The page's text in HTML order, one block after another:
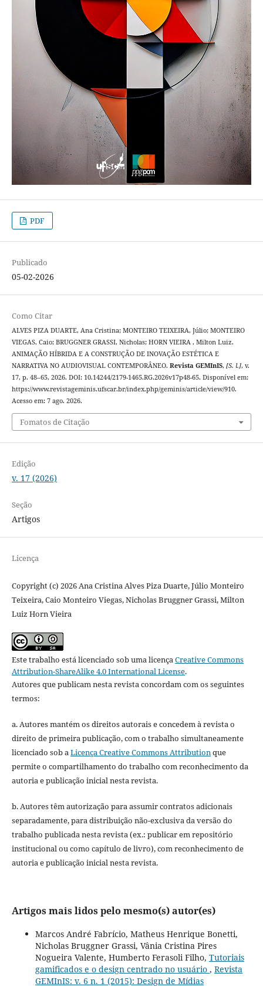
PDF
Publicado
05-02-2026
Como Citar
ALVES PIZA DUARTE, Ana Cristina; MONTEIRO TEIXEIRA, Júlio; MONTEIRO
VIEGAS, Caio; BRUGGNER GRASSI, Nicholas; HORN VIEIRA , Milton Luiz.
ANIMAÇÃO HÍBRIDA E A CONSTRUÇÃO DE INOVAÇÃO ESTÉTICA E
NARRATIVA NO AUDIOVISUAL CONTEMPORÂNEO. Revista GEMInIS, [S. l.], v.
17, p. 48–65, 2026. DOI: 10.14244/2179-1465.RG.2026v17p48-65. Disponível em:
https://www.revistageminis.ufscar.br/index.php/geminis/article/view/910.
Acesso em: 7 ago. 2026.
Fomatos de Citação
Edição
v. 17 (2026)
Seção
Artigos
Licença
Copyright (c) 2026 Ana Cristina Alves Piza Duarte, Júlio Monteiro
Teixeira, Caio Monteiro Viegas, Nicholas Bruggner Grassi, Milton
Luiz Horn Vieira
Este trabalho está licenciado sob uma licençaCreative Commons
Attribution-ShareAlike 4.0 International License.
Autores que publicam nesta revista concordam com os seguintes
termos:
a. Autores mantém os direitos autorais e concedem à revista o
direito de primeira publicação, com o trabalho simultaneamente
licenciado sob aLicença Creative Commons Attributionque
permite o compartilhamento do trabalho com reconhecimento da
autoria e publicação inicial nesta revista.
b. Autores têm autorização para assumir contratos adicionais
separadamente, para distribuição não-exclusiva da versão do
trabalho publicada nesta revista (ex.: publicar em repositório
institucional ou como capítulo de livro), com reconhecimento de
autoria e publicação inicial nesta revista.
Artigos mais lidos pelo mesmo(s) autor(es)
Marcos André Fabrício, Matheus Henrique Bonetti,
Nicholas Bruggner Grassi, Vânia Cristina Pires
Nogueira Valente, Humberto Ferasoli Filho, Tutoriais
gamificados e o design centrado no usuário , Revista
GEMInIS: v. 6 n. 1 (2015): Design de Mídias